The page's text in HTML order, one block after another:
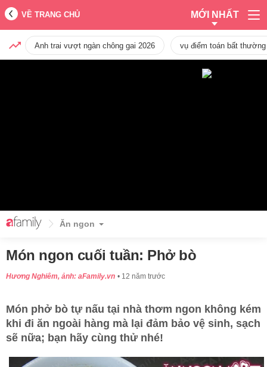
VỀ TRANG CHỦ MỚI NHẤT
Anh trai vượt ngàn chông gai 2026 vụ điểm toán bất
Ăn ngon
Món ngon cuối tuần: Phở bò
Hương Nghiêm, ảnh: aFamily.vn 12 năm trước
Món phở bò tự nấu tại nhà thơm ngon không kém
khi đi ăn ngoài hàng mà lại đảm bảo vệ sinh, sạch
sẽ nữa; bạn hãy cùng thử nhé!